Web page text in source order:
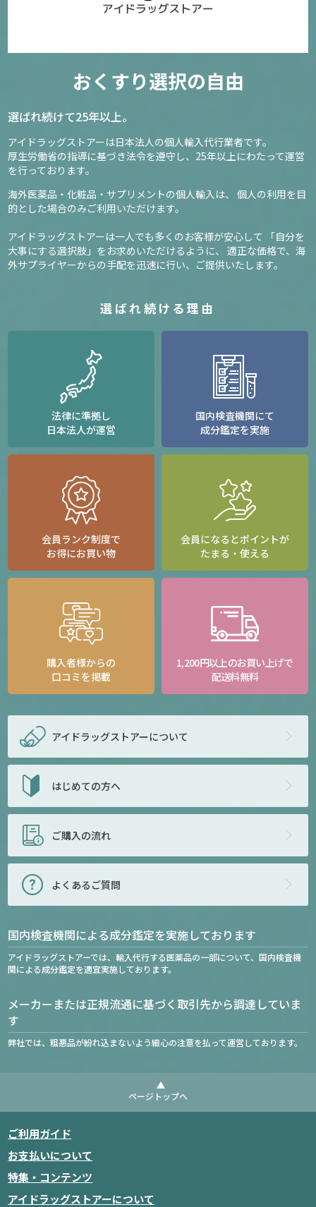
おくすり選択の自由
選ばれ続けて25年以上。
アイドラッグストアーは日本法人の個人輸入代行業者です。
厚生労働省の指導に基づき法令を遵守し、 25年以上にわたって運営
を行っております。
海外医薬品・化粧品・サプリメントの個人輸入は、
個人の利用を目
的とした場合のみご利用いただけます。
アイドラッグストアーは一人でも多くのお客様が安心して
「自分を
大事にする選択肢」をお求めいただけるように、
適正な価格で、海
外サプライヤーからの手配を迅速に行い、ご提供いたします。
選ばれ続ける理由
法律に準拠し
日本法人が運営
国内検査機関にて
成分鑑定を実施
会員ランク制度で
お得にお買い物
会員になるとポイントが
たまる・使える
購入者様からの
口コミを掲載
1,200円以上のお買い上げで
配送料無料
アイドラッグストアーについて
はじめての方へ
ご購入の流れ
よくあるご質問
国内検査機関による成分鑑定を実施しております
アイドラッグストアーでは、輸入代行する医薬品の一部について、国内検査機
関による成分鑑定を適宜実施しております。
メーカーまたは正規流通に基づく取引先から調達していま
す
弊社では、粗悪品が紛れ込まないよう細心の注意を払って運営しております。
ページトップへ
ご利用ガイド
お支払いについて
特集・コンテンツ
アイドラッグストアーについて